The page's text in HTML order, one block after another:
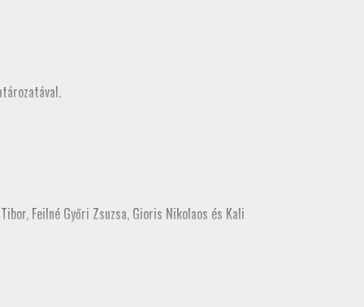
Feilné Győri Zsuzsa, Gioris Nikolaos és Kali